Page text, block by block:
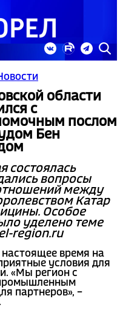
области
с
послом
Бен
состоялась
вопросы
между
Катар
Особое
уделено теме
region.ru
настоящее время на
условия для
«Мы регион с
партнеров», −